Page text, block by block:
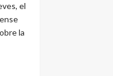
el
la
de Cereales de
anticipa que Agosto
y heladas, en
provincia